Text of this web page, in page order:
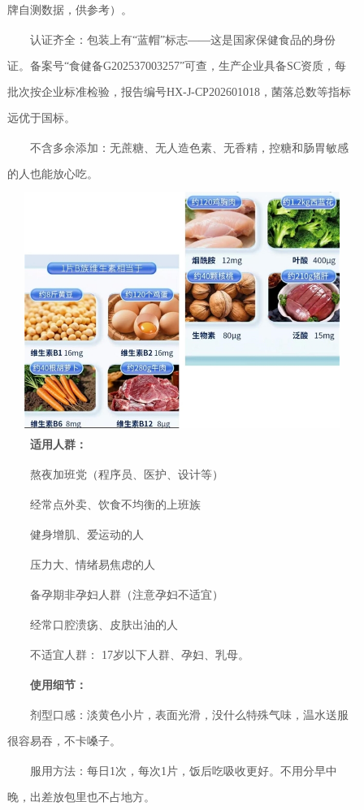
牌自测数据，供参考）。
认证齐全：包装上有“蓝帽”标志——这是国家保健食品的身份
证。备案号“食健备G202537003257”可查，生产企业具备SC资质，每
批次按企业标准检验，报告编号HX-J-CP202601018，菌落总数等指标
远优于国标。
不含多余添加：无蔗糖、无人造色素、无香精，控糖和肠胃敏感
的人也能放心吃。
适用人群：
熬夜加班党（程序员、医护、设计等）
经常点外卖、饮食不均衡的上班族
健身增肌、爱运动的人
压力大、情绪易焦虑的人
备孕期非孕妇人群（注意孕妇不适宜）
经常口腔溃疡、皮肤出油的人
不适宜人群： 17岁以下人群、孕妇、乳母。
使用细节：
剂型口感：淡黄色小片，表面光滑，没什么特殊气味，温水送服
很容易吞，不卡嗓子。
服用方法：每日1次，每次1片，饭后吃吸收更好。不用分早中
晚，出差放包里也不占地方。